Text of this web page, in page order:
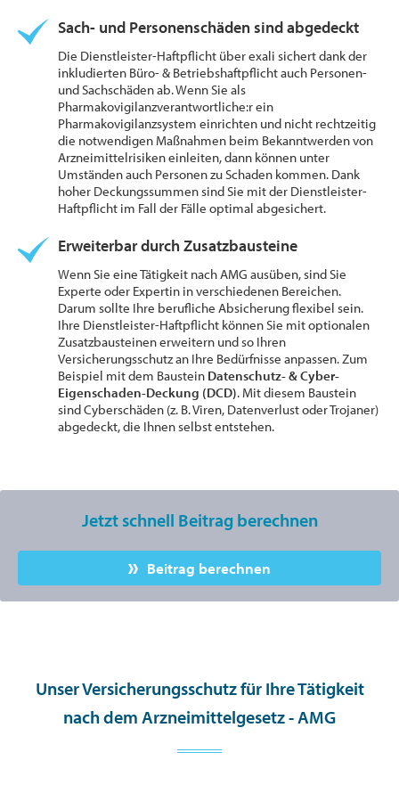
Sach- und Personenschäden sind abgedeckt
Die Dienstleister-Haftpflicht über exali sichert dank der
inkludierten Büro- & Betriebshaftpflicht auch Personen-
und Sachschäden ab. Wenn Sie als
Pharmakovigilanzverantwortliche:r ein
Pharmakovigilanzsystem einrichten und nicht rechtzeitig
die notwendigen Maßnahmen beim Bekanntwerden von
Arzneimittelrisiken einleiten, dann können unter
Umständen auch Personen zu Schaden kommen. Dank
hoher Deckungssummen sind Sie mit der Dienstleister-
Haftpflicht im Fall der Fälle optimal abgesichert.
Erweiterbar durch Zusatzbausteine
Wenn Sie eine Tätigkeit nach AMG ausüben, sind Sie
Experte oder Expertin in verschiedenen Bereichen.
Darum sollte Ihre berufliche Absicherung flexibel sein.
Ihre Dienstleister-Haftpflicht können Sie mit optionalen
Zusatzbausteinen erweitern und so Ihren
Versicherungsschutz an Ihre Bedürfnisse anpassen. Zum
Beispiel mit dem Baustein Datenschutz- & Cyber-
Eigenschaden-Deckung (DCD). Mit diesem Baustein
sind Cyberschäden (z. B. Viren, Datenverlust oder Trojaner)
abgedeckt, die Ihnen selbst entstehen.
Jetzt schnell Beitrag berechnen
Beitrag berechnen
Unser Versicherungsschutz für Ihre Tätigkeit
nach dem Arzneimittelgesetz - AMG